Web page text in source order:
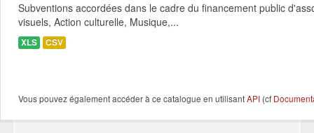
Subventions accordées dans le cadre du financement public
visuels, Action culturelle, Musique,...
XLS CSV
Vous pouvez également accéder à ce catalogue en utilisantAPI (cf